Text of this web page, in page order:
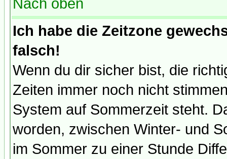
Nach oben
Ich habe die Zeitzone
falsch!
Wenn du dir sicher bist, die
Zeiten immer noch nicht
System auf Sommerzeit steht.
worden, zwischen Winter- und
im Sommer zu einer Stunde